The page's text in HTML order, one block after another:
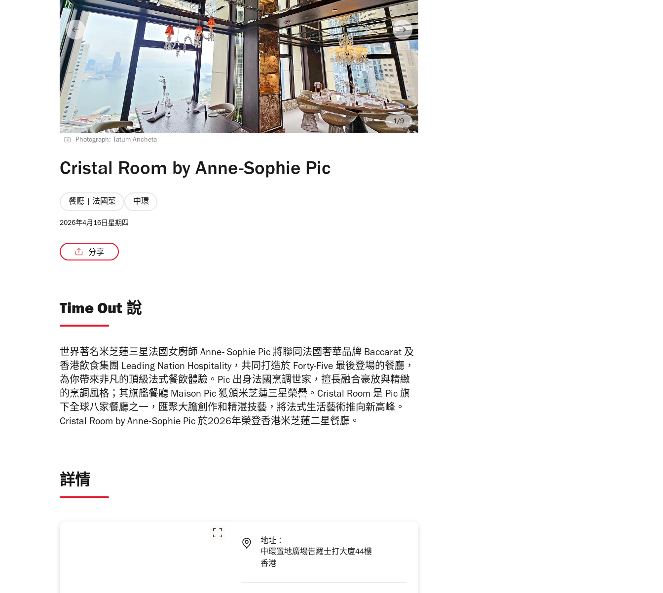
Photograph: Tatum Ancheta
/9
Cristal Room by Anne-Sophie Pic
餐廳 | 法國菜 中環
2026年4月16日星期四
分享
Time Out 說
世界著名米芝蓮三星法國女廚師 Anne- Sophie Pic 將聯同法國奢華品牌 Baccarat 及
香港飲食集團 Leading Nation Hospitality， 共同打造於 Forty-Five 最後登場的餐廳，
為你帶來非凡的頂級法式餐飲體驗。 Pic 出身法國烹調世家， 擅長融合豪放與精緻
的烹調風格；其旗艦餐廳 Maison Pic 獲頒米芝蓮三星榮譽。Cristal Room 是 Pic 旗
下全球八家餐廳之一， 匯聚大膽創作和精湛技藝，將法式生活藝術推向新高峰。
Cristal Room by Anne-Sophie Pic 於2026年榮登香港米芝蓮二星餐廳。
詳情
地址：
中環置地廣場告羅士打大廈44樓
香港